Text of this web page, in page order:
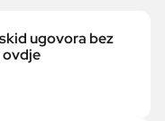
ugovora bez
ovdje